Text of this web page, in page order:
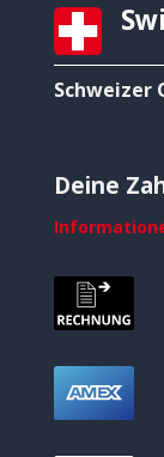
Schweizer
Deine